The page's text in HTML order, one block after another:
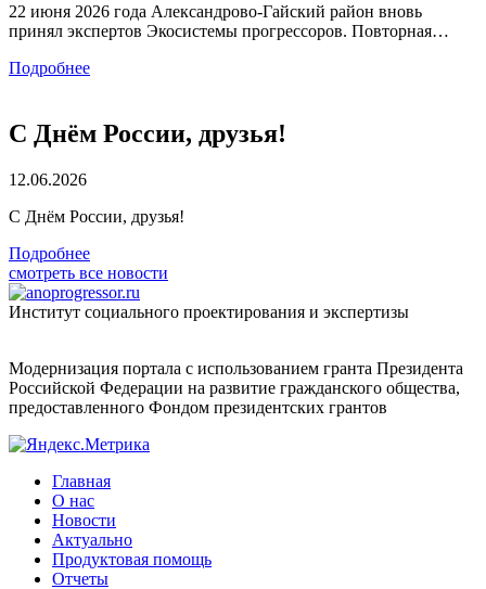
22 июня 2026 года Александрово-Гайский район вновь
принял экспертов Экосистемы прогрессоров. Повторная…
Подробнее
С Днём России, друзья!
12.06.2026
С Днём России, друзья!
Подробнее
смотреть все новости
Институт социального проектирования и экспертизы
Модернизация портала с использованием гранта Президента
Российской Федерации на развитие гражданского общества,
предоставленного Фондом президентских грантов
Главная
О нас
Новости
Актуально
Продуктовая помощь
Отчеты